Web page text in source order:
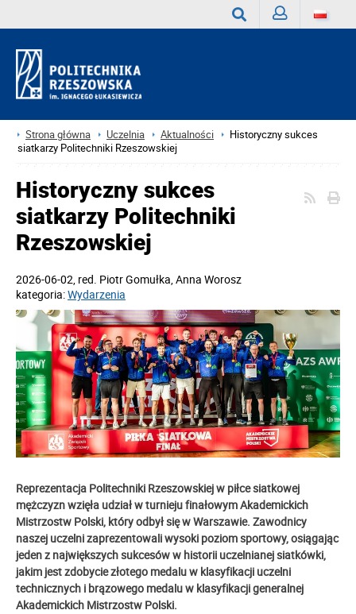
Strona główna Uczelnia Aktualności
Historyczny sukces
siatkarzy Politechniki Rzeszowskiej
Historyczny sukces
siatkarzy Politechniki
Rzeszowskiej
2026-06-02, red. Piotr Gomułka, Anna Worosz
kategoria:Wydarzenia
Reprezentacja Politechniki Rzeszowskiej w piłce siatkowej
mężczyzn wzięła udział w turnieju finałowym Akademickich
Mistrzostw Polski, który odbył się w Warszawie. Zawodnicy
naszej uczelni zaprezentowali wysoki poziom sportowy, osiągając
jeden z największych sukcesów w historii uczelnianej siatkówki,
jakim jest zdobycie złotego medalu w klasyfikacji uczelni
technicznych i brązowego medalu w klasyfikacji generalnej
Akademickich Mistrzostw Polski.